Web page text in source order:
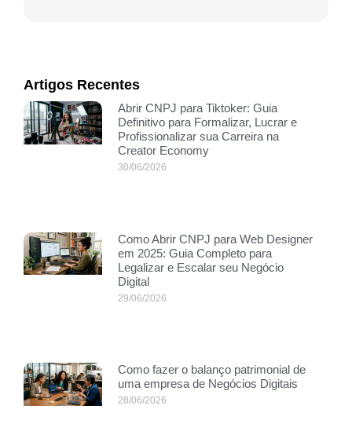
Artigos Recentes
Abrir CNPJ para Tiktoker: Guia
Definitivo para Formalizar, Lucrar e
Profissionalizar sua Carreira na
Creator Economy
30/06/2026
Como Abrir CNPJ para Web Designer
em 2025: Guia Completo para
Legalizar e Escalar seu Negócio
Digital
29/06/2026
Como fazer o balanço patrimonial de
uma empresa de Negócios Digitais
28/06/2026